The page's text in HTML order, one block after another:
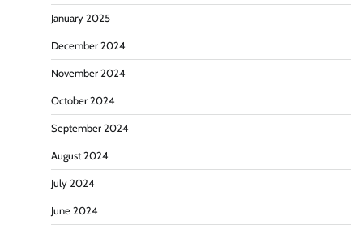
January 2025
December 2024
November 2024
October 2024
September 2024
August 2024
July 2024
June 2024